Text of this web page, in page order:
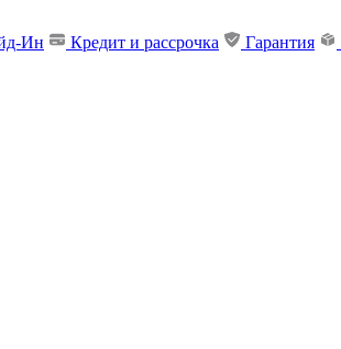
Ин Кредит и рассрочка Гарантия